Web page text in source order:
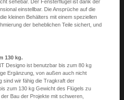
sehebar. Der Fensterflügel ist dank der
einstellbar. Die Ansprüche auf die
kleinen Behälters mit einem speziellen
der beheblichen Teile sichert, und
130 kg.
Designo ist benutzbar bis zum 80 kg
Ergänzung, von außen auch nicht
sind wir fähig die Tragkraft der
zum 130 kg Gewicht des Flügels zu
Bau der Projekte mit schweren,